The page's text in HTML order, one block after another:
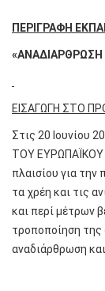
ΠΕΡΙΓΡΑΦΗ
«ΑΝΑΔΙΑΡΘΡΩΣΗ
ΕΙΣΑΓΩΓΗ ΣΤΟ
Στις 20 Ιουνίου
ΤΟΥ ΕΥΡΩΠΑΪΚΟΥ
πλαισίου για
τα χρέη και τις
και περί μέτρων
τροποποίηση της
αναδιάρθρωση